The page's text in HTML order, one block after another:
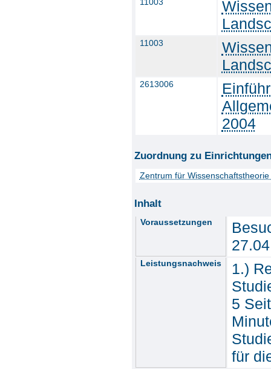
11003
11003
2613006
2004
Zuordnung zu
Zentrum für Wissenschaftstheorie
Inhalt
Voraussetzungen
Leistungsnachweis
1.)
5
für